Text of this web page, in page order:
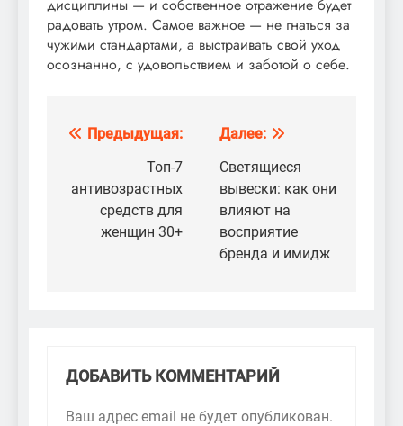
дисциплины — и собственное отражение будет
радовать утром. Самое важное — не гнаться за
чужими стандартами, а выстраивать свой уход
осознанно, с удовольствием и заботой о себе.
Навигация
записям
Предыдущая:
Топ-7
антивозрастных
средств для
женщин 30+
Далее:
Светящиеся
вывески: как они
влияют на
восприятие
бренда и имидж
ДОБАВИТЬ КОММЕНТАРИЙ
Ваш адрес email не будет опубликован.